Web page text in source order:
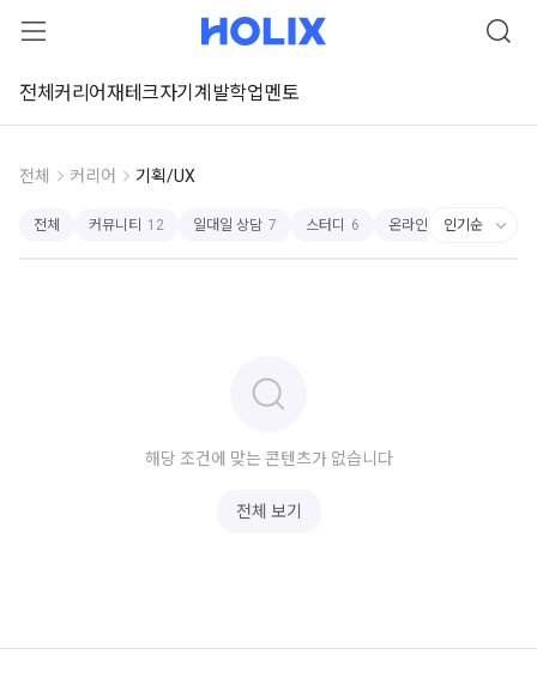
전체 커리어재테크자기계발학업멘토
전체 커리어 기획/UX
전체 커뮤니티 12 일대일 상담 7 스터디 6 온라인강좌6
해당 조건에 맞는 콘텐츠가 없습니다
전체 보기